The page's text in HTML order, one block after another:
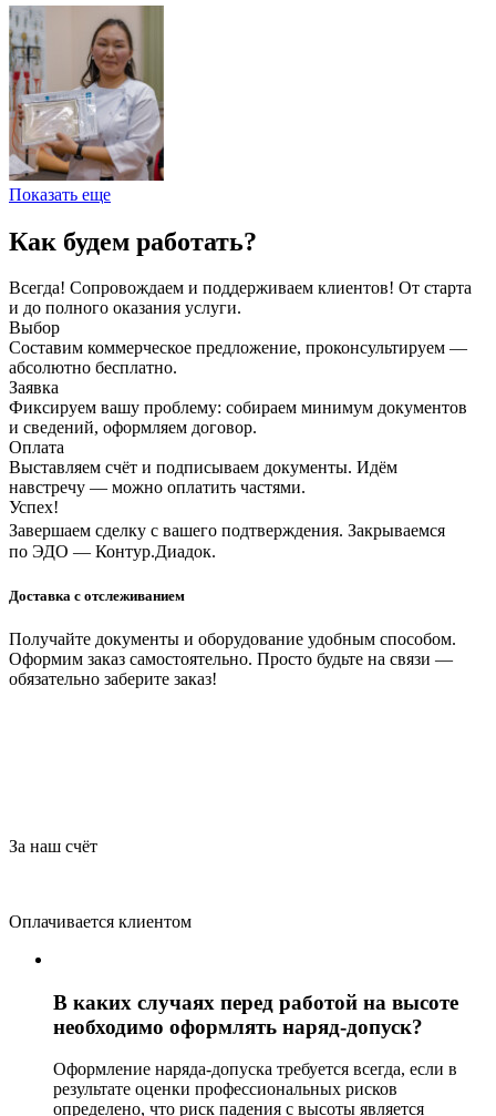
Показать еще
Как будем работать?
Всегда! Сопровождаем и поддерживаем клиентов! От старта
и до полного оказания услуги.
Выбор
Составим коммерческое предложение, проконсультируем —
абсолютно бесплатно.
Заявка
Фиксируем вашу проблему: собираем минимум документов
и сведений, оформляем договор.
Оплата
Выставляем счёт и подписываем документы. Идём
навстречу — можно оплатить частями.
Успех!
Завершаем сделку с вашего подтверждения. Закрываемся
по ЭДО — Контур.Диадок.
Доставка с отслеживанием
Получайте документы и оборудование удобным способом.
Оформим заказ самостоятельно. Просто будьте на связи —
обязательно заберите заказ!
За наш счёт
Оплачивается клиентом
В каких случаях перед работой на высоте
необходимо оформлять наряд-допуск?
Оформление наряда-допуска требуется всегда, если в
результате оценки профессиональных рисков
определено, что риск падения с высоты является